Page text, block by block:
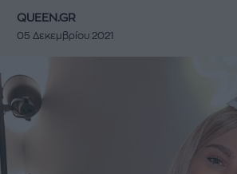
QUEEN.GR
05 Δεκεμβρίου 2021